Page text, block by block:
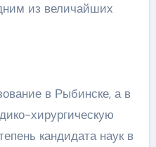
из величайших
в Рыбинске, а в
хирургическую
кандидата наук в